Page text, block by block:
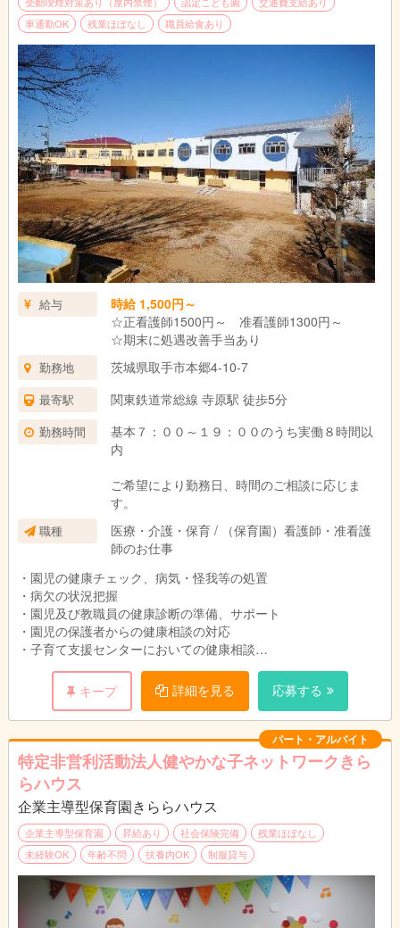
車通勤OK
残業ほぼなし 職員給食あり
給与
時給 1,500円～
☆正看護師1500円～ 准看護師1300円～
☆期末に処遇改善手当あり
勤務地 茨城県取手市本郷4-10-7
最寄駅 関東鉄道常総線 寺原駅 徒歩5分
勤務時間
基本７：００～１９：００のうち実働８時間以
内
ご希望により勤務日、時間のご相談に応じま
す。
職種
医療・介護・保育 / （保育園）看護師・准看護
師のお仕事
・園児の健康チェック、病気・怪我等の処置
・病欠の状況把握
・園児及び教職員の健康診断の準備、サポート
・園児の保護者からの健康相談の対応
・子育て支援センターにおいての健康相談
・乳幼児の保育（0歳児クラス）
・その他必要な業務
キープ 詳細を見る 応募する
パート・アルバイト
特定非営利活動法人健やかな子ネットワークきら
らハウス
企業主導型保育園きららハウス
企業主導型保育園 昇給あり 社会保険完備
残業ほぼなし
未経験OK
年齢不問 扶養内OK 制服貸与